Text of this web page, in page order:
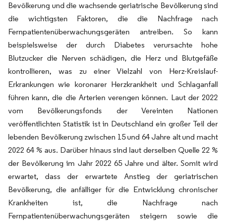
Bevölkerung und die wachsende geriatrische Bevölkerung sind
die wichtigsten Faktoren, die die Nachfrage nach
Fernpatientenüberwachungsgeräten antreiben. So kann
beispielsweise der durch Diabetes verursachte hohe
Blutzucker die Nerven schädigen, die Herz und Blutgefäße
kontrollieren, was zu einer Vielzahl von Herz-Kreislauf-
Erkrankungen wie koronarer Herzkrankheit und Schlaganfall
führen kann, die die Arterien verengen können. Laut der 2022
vom Bevölkerungsfonds der Vereinten Nationen
veröffentlichten Statistik ist in Deutschland ein großer Teil der
lebenden Bevölkerung zwischen 15 und 64 Jahre alt und macht
2022 64 % aus. Darüber hinaus sind laut derselben Quelle 22 %
der Bevölkerung im Jahr 2022 65 Jahre und älter. Somit wird
erwartet, dass der erwartete Anstieg der geriatrischen
Bevölkerung, die anfälliger für die Entwicklung chronischer
Krankheiten ist, die Nachfrage nach
Fernpatientenüberwachungsgeräten steigern sowie die